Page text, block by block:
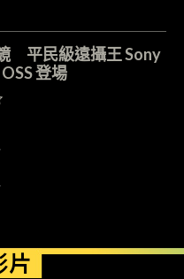
平民級遠攝王 Sony
登場
片